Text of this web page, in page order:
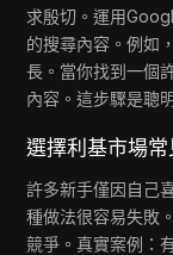
求殷切。運用
的搜尋內容。例如
長。當你找到一個
內容。這步驟是聰
選擇利基市場
許多新手僅因自己
種做法很容易失敗
競爭。真實案例：